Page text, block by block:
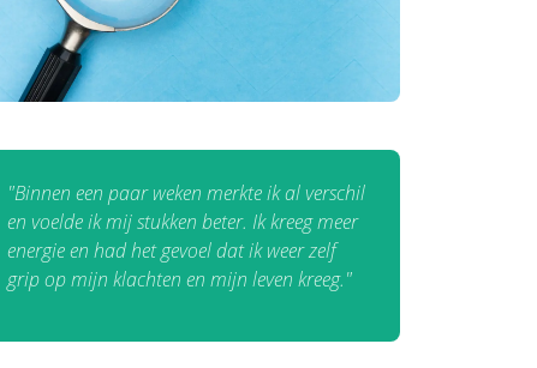
"Binnen een paar weken merkte ik al verschil
en voelde ik mij stukken beter. Ik kreeg meer
energie en had het gevoel dat ik weer zelf
grip op mijn klachten en mijn leven kreeg."